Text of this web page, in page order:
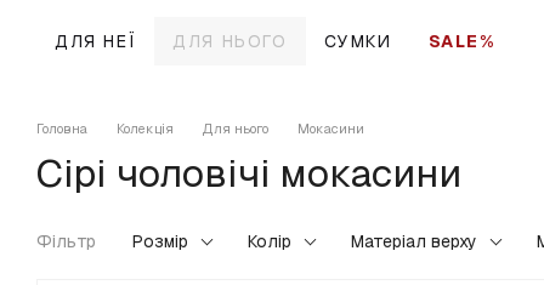
ДЛЯ НЕЇ
ДЛЯ НЬОГО СУМКИ SALE%
Головна Колекція Для нього Мокасини
Сірі чоловічі мокасини
Фільтр Розмір Колір Матеріал верху